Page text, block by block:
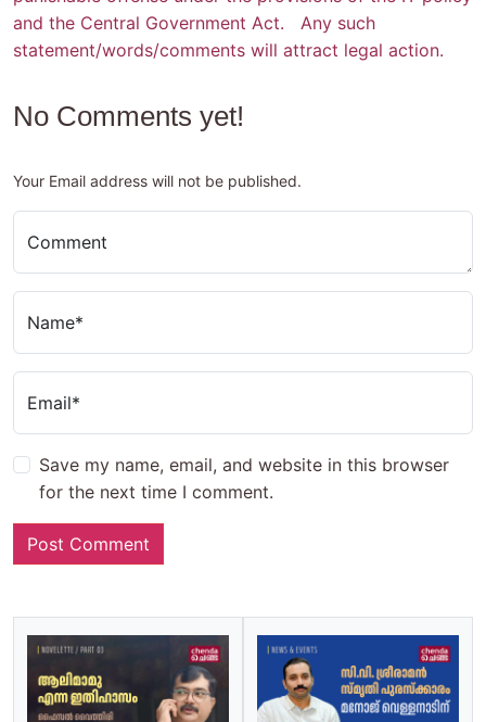
and the Central Government Act. Any such
statement/words/comments will attract legal action.
No Comments yet!
Your Email address will not be published.
Comment
Name*
Email*
Save my name, email, and website in this browser
for the next time I comment.